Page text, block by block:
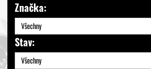
Značka:
Všechny
Stav:
Všechny